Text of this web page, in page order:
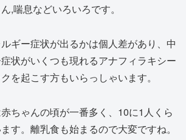
,喘息などいろいろです。
ギー症状が出るかは個人差があり、中
状がいくつも現れるアナフィラキシー
を起こす方もいらっしゃいます。
ちゃんの頃が一番多く、10に1人くら
す。離乳食も始まるので大変ですね。